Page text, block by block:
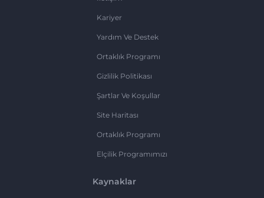
Kariyer
Yardım Ve Destek
Ortaklık Programı
Gizlilik Politikası
Şartlar Ve Koşullar
Site Haritası
Ortaklık Programı
Elçilik Programımızı
Kaynaklar